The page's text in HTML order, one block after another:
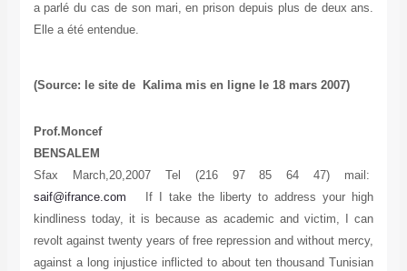
a parlé du cas de son mari, en prison depuis plus de deux ans.
Elle a été entendue.
(Source: le site de Kalima mis en ligne le 18 mars 2007)
Prof.Moncef
BENSALEM
Sfax March,20,2007 Tel (216 97 85 64 47) mail:
saif@ifrance.com
If I take the liberty to address your high
kindliness today, it is because as academic and victim, I can
revolt against twenty years of free repression and without mercy,
against a long injustice inflicted to about ten thousand Tunisian